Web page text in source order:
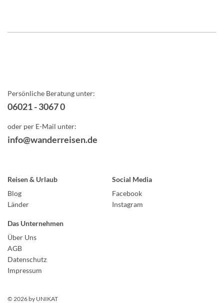
Persönliche Beratung unter:
06021 - 3067 0
oder per E-Mail unter:
info@wanderreisen.de
Reisen & Urlaub
Blog
Länder
Social Media
Facebook
Instagram
Das Unternehmen
Über Uns
AGB
Datenschutz
Impressum
© 2026 by UNIKAT